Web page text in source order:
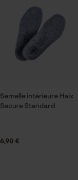
Semelle intérieure Haix
Secure Standard
6,90 €